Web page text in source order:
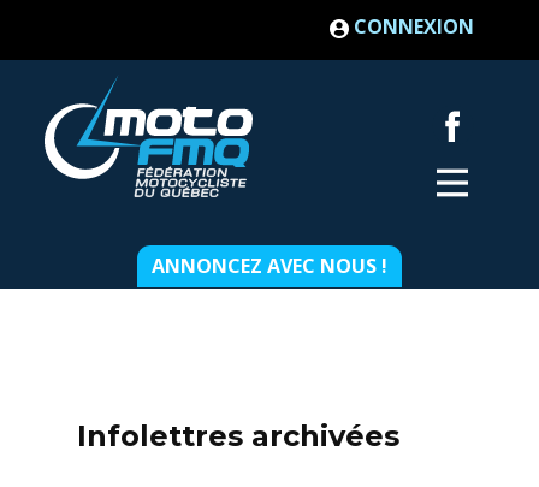
CONNEXION
ANNONCEZ AVEC NOUS !
Infolettres archivées